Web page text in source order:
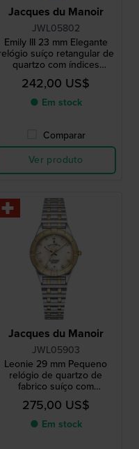
Jacques du Manoir
JWL05802
Emily III 23 mm Elegante
suíço retangular de
quartzo com índices
romanos
242,00 US$
● Em stock
Comparar
Ver produto
Jacques du Manoir
JWL05903
Leonie 29 mm Pequeno
relógio de quartzo de
fabrico suíço com
mostrador Madrepérola e
índices em cristal
275,00 US$
● Em stock